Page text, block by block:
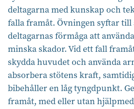
deltagarna med kunskap och
falla framåt. Övningen syftar till
deltagarnas förmåga att
minska skador. Vid ett fall
skydda huvudet och använda
absorbera stötens kraft,
bibehåller en låg tyngdpunkt.
framåt, med eller utan